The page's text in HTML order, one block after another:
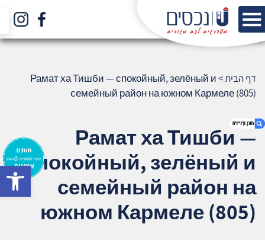
1. Рамат ха Тишби — спокойный, зелёный
и семейный район на южном Кармеле
(805)
2. אודות U נכסים
דף הבית>
Рамат ха Тишби — спокойный, зелёный и
семейный район на южном Кармеле (805)
Рамат ха Тишби —
спокойный, зелёный и
семейный район на
южном Кармеле (805)